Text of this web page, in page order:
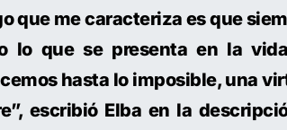
que me caracteriza es que
lo que se presenta en la
hasta lo imposible, una
escribió Elba en la